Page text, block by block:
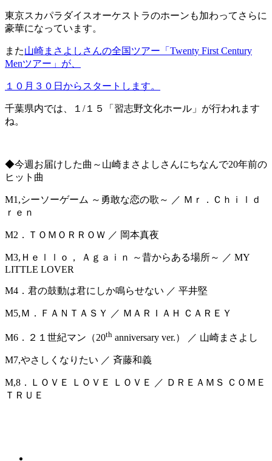
東京スカパラダイスオーケストラのホーンも加わってさらに
豪華になっています。
また山崎まさよしさんの全国ツアー「Twenty First Century
Menツアー」が、
１０月３０日からスタートします。
千葉県内では、１/１５「習志野文化ホール」が行われます
ね。
◆今週お届けした曲～山崎まさよしさんにちなんで20年前の
ヒット曲
M1,シーソーゲーム ～勇敢な恋の歌～ ／ Ｍｒ．Ｃｈｉｌｄ
ｒｅｎ
M2．ＴＯＭＯＲＲＯＷ ／ 岡本真夜
M3,Ｈｅｌｌｏ， Ａｇａｉｎ ～昔からある場所～ ／ MY
LITTLE LOVER
M4．君の鼓動は君にしか鳴らせない ／ 平井堅
M5,Ｍ．ＦＡＮＴＡＳＹ ／ ＭＡＲＩＡＨ ＣＡＲＥＹ
M6．２１世紀マン（20th anniversary ver.） ／ 山崎まさよし
M7,やさしくなりたい ／ 斉藤和義
M,8．ＬＯＶＥ ＬＯＶＥ ＬＯＶＥ ／ ＤＲＥＡＭＳ ＣＯＭＥ
ＴＲＵＥ